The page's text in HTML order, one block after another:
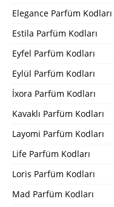
Elegance Parfüm Kodları
Estila Parfüm Kodları
Eyfel Parfüm Kodları
Eylül Parfüm Kodları
İxora Parfüm Kodları
Kavaklı Parfüm Kodları
Layomi Parfüm Kodları
Life Parfüm Kodları
Loris Parfüm Kodları
Mad Parfüm Kodları